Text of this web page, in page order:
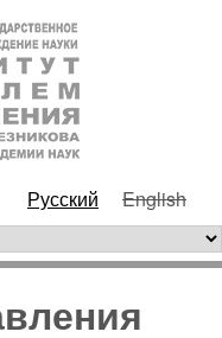
Русский English